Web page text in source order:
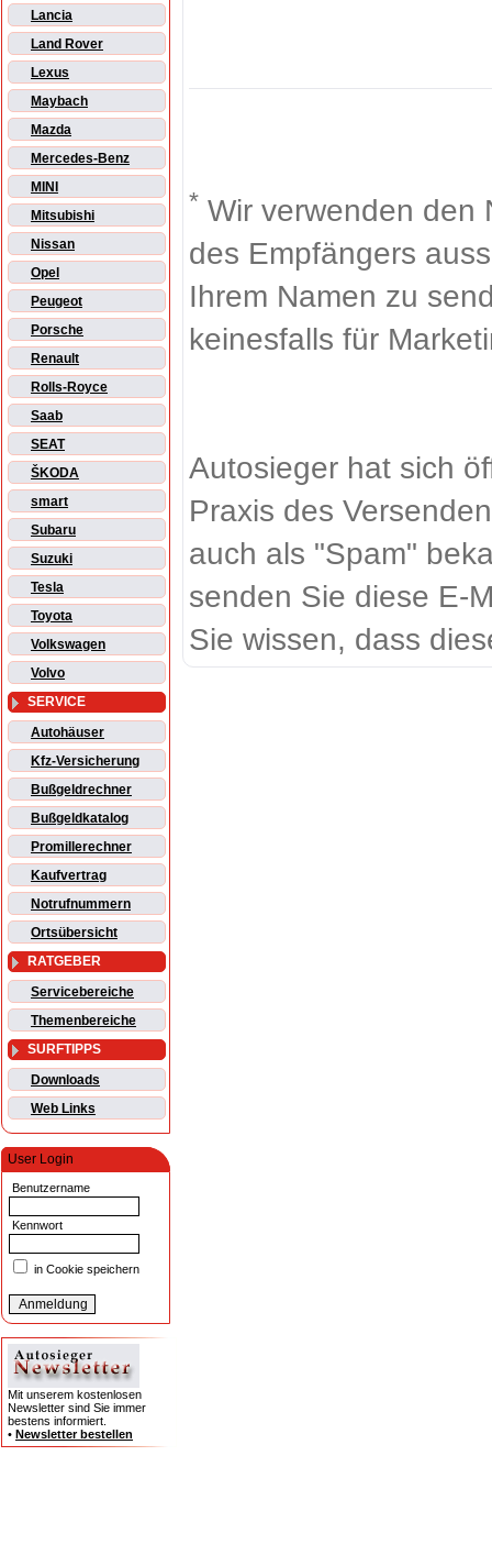
Lancia
Land Rover
Lexus
Maybach
Mazda
Mercedes-Benz
MINI
Mitsubishi
Nissan
Opel
Peugeot
Porsche
Renault
Rolls-Royce
Saab
SEAT
ŠKODA
smart
Subaru
Suzuki
Tesla
Toyota
Volkswagen
Volvo
SERVICE
Autohäuser
Kfz-Versicherung
Bußgeldrechner
Bußgeldkatalog
Promillerechner
Kaufvertrag
Notrufnummern
Ortsübersicht
RATGEBER
Servicebereiche
Themenbereiche
SURFTIPPS
Downloads
Web Links
User Login
Benutzername
Kennwort
in Cookie speichern
Mit unserem kostenlosen
Newsletter sind Sie immer
bestens informiert.
• Newsletter bestellen
* Wir verwenden den
des Empfängers
Ihrem Namen zu
keinesfalls für
Autosieger hat sich
Praxis des
auch als "Spam"
senden Sie diese E-
Sie wissen, dass